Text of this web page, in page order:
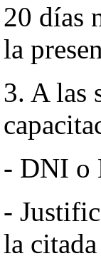
20 días
la
3. A las
- DNI o
-
la